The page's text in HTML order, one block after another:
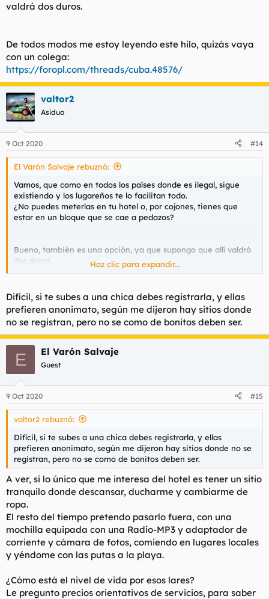
valdrá dos duros.
De todos modos me estoy leyendo este hilo, quizás vaya
con un colega:
https://foropl.com/threads/cuba.48576/
valtor2
Asiduo
9 Oct 2020 #14
El Varón Salvaje rebuznó:
Vamos, que como en todos los países donde es ilegal, sigue
existiendo y los lugareños te lo facilitan todo.
¿No puedes meterlas en tu hotel o, por cojones, tienes que
estar en un bloque que se cae a pedazos?
Bueno, también es una opción, ya que supongo que allí valdrá
dos duros.
De todos modos me estoy leyendo este hilo, quizás vaya con
un colega:
https://foropl.com/threads/cuba.48576/
Haz clic para expandir...
Difícil, si te subes a una chica debes registrarla, y ellas
prefieren anonimato, según me dijeron hay sitios donde
no se registran, pero no se como de bonitos deben ser.
E El Varón Salvaje
Guest
9 Oct 2020 #15
valtor2 rebuznó:
Difícil, si te subes a una chica debes registrarla, y ellas
prefieren anonimato, según me dijeron hay sitios donde no se
registran, pero no se como de bonitos deben ser.
A ver, si lo único que me interesa del hotel es tener un sitio
tranquilo donde descansar, ducharme y cambiarme de
ropa.
El resto del tiempo pretendo pasarlo fuera, con una
mochilla equipada con una Radio-MP3 y adaptador de
corriente y cámara de fotos, comiendo en lugares locales
y yéndome con las putas a la playa.
¿Cómo está el nivel de vida por esos lares?
Le pregunto precios orientativos de servicios, para saber